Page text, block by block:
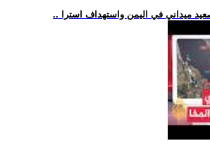
ميداني في اليمن واستهداف استرا